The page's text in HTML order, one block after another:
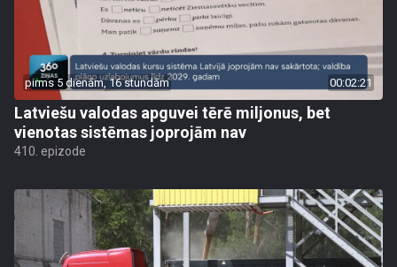
pirms 5 dienām, 16 stundām 00:02:21
Latviešu valodas apguvei tērē miljonus, bet
vienotas sistēmas joprojām nav
410. epizode